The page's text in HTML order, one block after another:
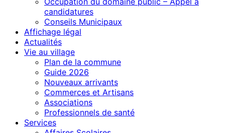
candidatures
Conseils Municipaux
Affichage légal
Actualités
Vie au village
Plan de la commune
Guide 2026
Nouveaux arrivants
Commerces et Artisans
Associations
Professionnels de santé
Services